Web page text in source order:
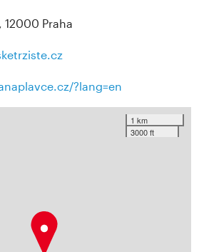
12000 Praha
?lang=en
1 km
3000 ft